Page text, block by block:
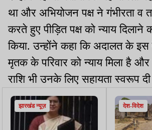
था और अभियोजन पक्ष ने गंभीरता व
करते हुए पीड़ित पक्ष को न्याय दिलाने
किया. उन्होंने कहा कि अदालत के
मृतक के परिवार को न्याय मिला है और
राशि भी उनके लिए सहायता स्वरूप दी
झारखंड न्यूज़ देश-विदेश